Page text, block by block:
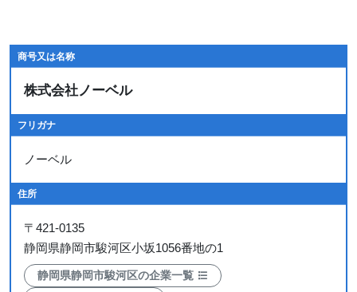
商号又は名称
株式会社ノーベル
フリガナ
ノーベル
住所
〒 421-0135
静岡県静岡市駿河区小坂1056番地の1
静岡県静岡市駿河区の企業一覧